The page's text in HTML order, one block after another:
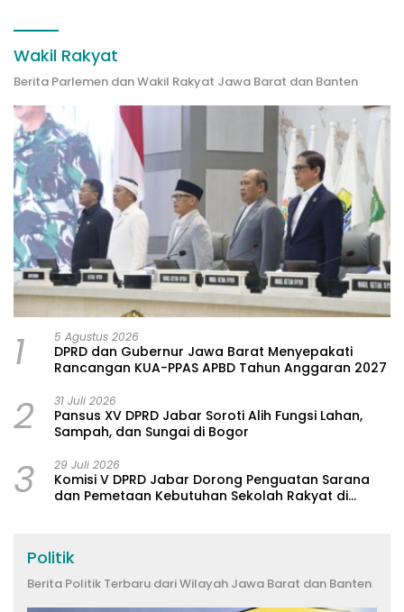
Wakil Rakyat
Berita Parlemen dan Wakil Rakyat Jawa Barat dan Banten
1 5 Agustus 2026
DPRD dan Gubernur Jawa Barat Menyepakati
Rancangan KUA-PPAS APBD Tahun Anggaran 2027
2 31 Juli 2026
Pansus XV DPRD Jabar Soroti Alih Fungsi Lahan,
Sampah, dan Sungai di Bogor
3 29 Juli 2026
Komisi V DPRD Jabar Dorong Penguatan Sarana
dan Pemetaan Kebutuhan Sekolah Rakyat di
Politik
Berita Politik Terbaru dari Wilayah Jawa Barat dan Banten